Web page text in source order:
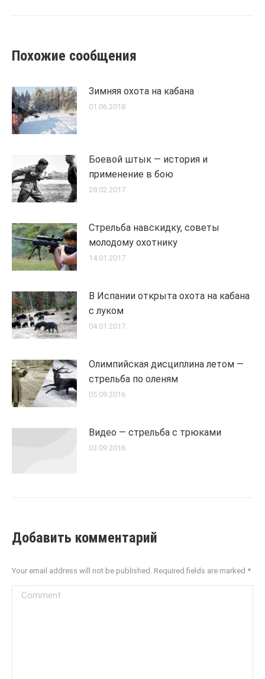
Похожие сообщения
Зимняя охота на кабана
01.06.2018
Боевой штык — история и
применение в бою
28.02.2017
Стрельба навскидку, советы
молодому охотнику
14.01.2017
В Испании открыта охота на кабана
с луком
04.01.2017
Олимпийская дисциплина летом —
стрельба по оленям
05.09.2016
Видео — стрельба с трюками
03.09.2016
Добавить комментарий
Your email address will not be published. Required fields are marked *
Comment